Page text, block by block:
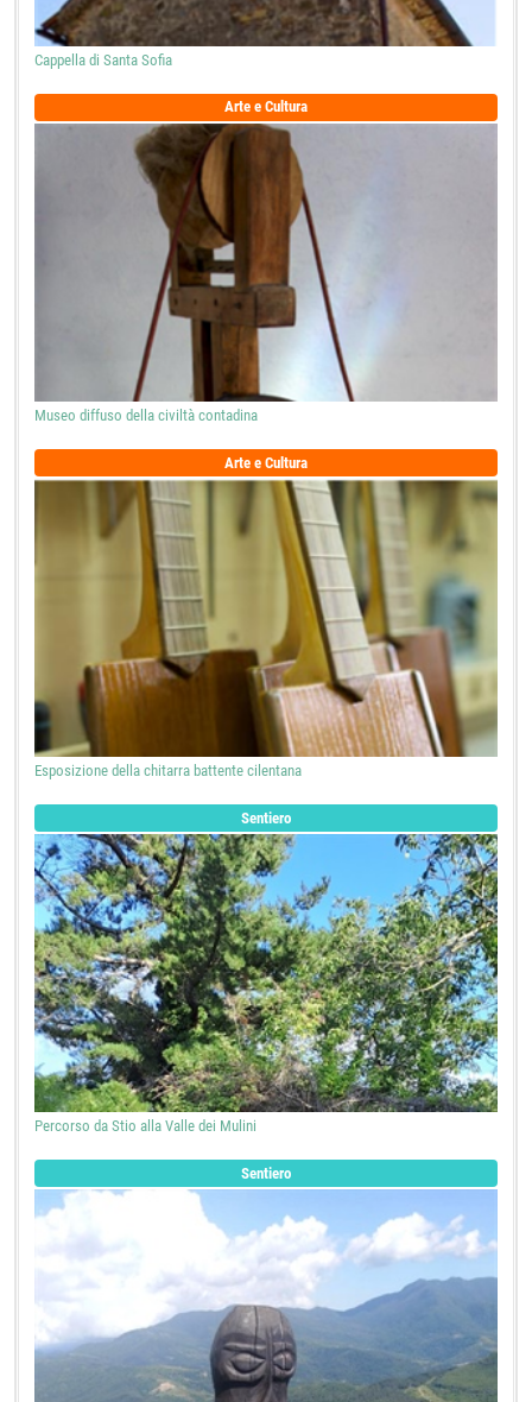
Cappella di Santa Sofia
Museo diffuso della civiltà contadina
Arte e Cultura
Esposizione della chitarra battente cilentana
Sentiero
Percorso da Stio alla Valle dei Mulini
Sentiero